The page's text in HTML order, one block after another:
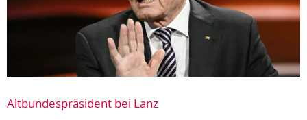
Altbundespräsident bei Lanz